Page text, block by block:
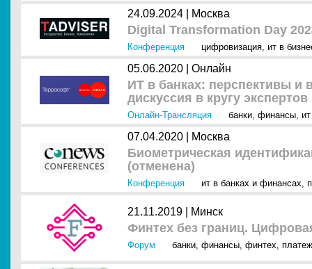
24.09.2024 | Москва
Digital Transformation Day
Конференция цифровизация, ит в
05.06.2020 | Онлайн
ИТ в банках: перспективы
дискуссия в кругу экспертов
Онлайн-Трансляция банки, финансы,
07.04.2020 | Москва
Биометрическая
(отменена)
Конференция ит в банках и финансах,
21.11.2019 | Минск
Финтех без границ.
Форум банки, финансы, финтех,